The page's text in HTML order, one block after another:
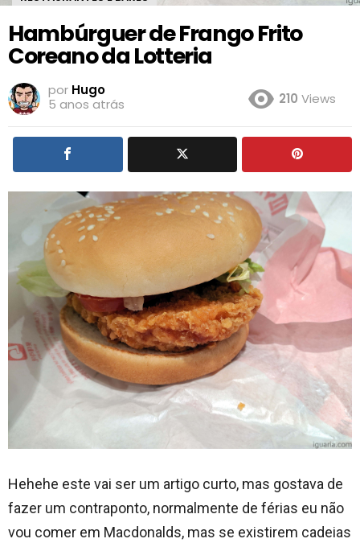
Hambúrguer de Frango Frito
Coreano da Lotteria
por Hugo
5 anos atrás
210 Views
Hehehe este vai ser um artigo curto, mas gostava de
fazer um contraponto, normalmente de férias eu não
vou comer em Macdonalds, mas se existirem cadeias